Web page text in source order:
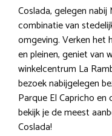
Coslada, gelegen
combinatie van
omgeving. Verken het
en pleinen, geniet van
winkelcentrum La
bezoek nabijgelegen
Parque El Capricho
bekijk je de meest
Coslada!